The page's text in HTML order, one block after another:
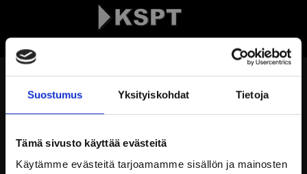
Suostumus Yksityiskohdat Tietoja
Tämä sivusto käyttää evästeitä
Käytämme evästeitä tarjoamamme sisällön ja mainosten